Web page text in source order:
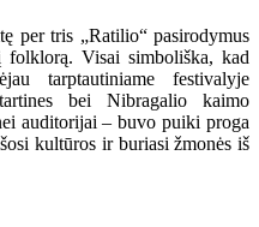
per tris „Ratilio“ pasirodymus
folklorą. Visai simboliška, kad
tarptautiniame festivalyje
bei Nibragalio kaimo
auditorijai – buvo puiki proga
kultūros ir buriasi žmonės iš